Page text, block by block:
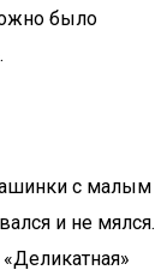
было
с малым
и не мялся.